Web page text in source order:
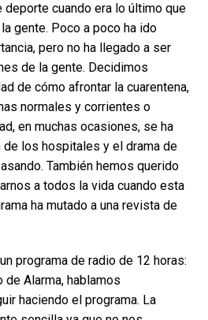
deporte cuando era lo último que
gente. Poco a poco ha ido
pero no ha llegado a ser
de la gente. Decidimos
de cómo afrontar la cuarentena,
normales y corrientes o
en muchas ocasiones, se ha
de los hospitales y el drama de
También hemos querido
a todos la vida cuando esta
ha mutado a una revista de
programa de radio de 12 horas:
de Alarma, hablamos
haciendo el programa. La